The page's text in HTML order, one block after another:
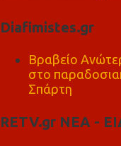
Diafimistes.gr
Βραβείο
στο
Σπάρτη
RETV.gr ΝΕΑ -